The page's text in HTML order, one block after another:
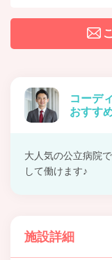
コーデ
おすす
大人気の公立病院
して働けます♪
施設詳細